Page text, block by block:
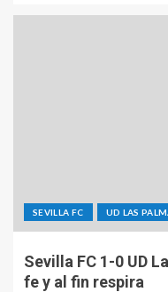
SEVILLA FC UD LAS
Sevilla FC 1-0 UD
fe y al fin respira